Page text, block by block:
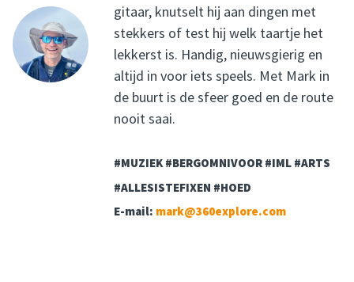
gitaar, knutselt hij aan dingen met
stekkers of test hij welk taartje het
lekkerst is. Handig, nieuwsgierig en
altijd in voor iets speels. Met Mark in
de buurt is de sfeer goed en de route
nooit saai.
#MUZIEK #BERGOMNIVOOR #IML #ARTS
#ALLESISTEFIXEN #HOED
E-mail: mark@360explore.com